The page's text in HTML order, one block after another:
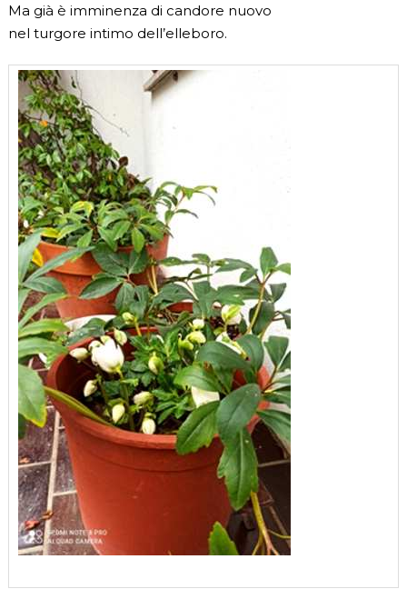
Ma già è imminenza di candore nuovo
nel turgore intimo dell’elleboro.